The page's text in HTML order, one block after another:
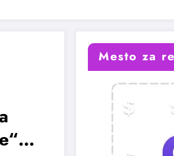
Mesto za